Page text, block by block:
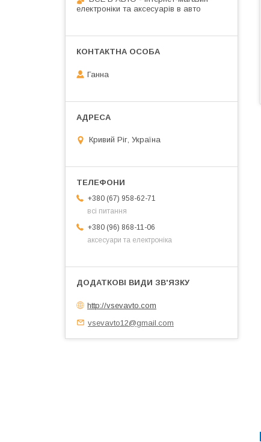
електроніки та аксесуарів в авто
Ганна
Кривий Ріг, Україна
+380 (67) 958-62-71
всі питання
+380 (96) 868-11-06
аксесуари та електроніка
http://vsevavto.com
vsevavto12@gmail.com